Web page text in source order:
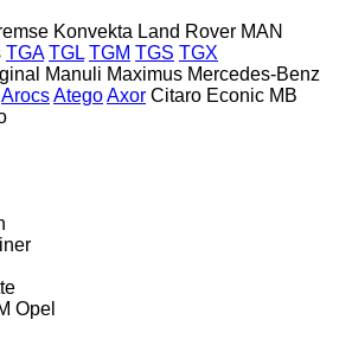
Konvekta Land Rover MAN
TGA TGL TGM TGS TGX
Manuli Maximus Mercedes-Benz
ArocsAtegoAxor Citaro Econic MB
Opel